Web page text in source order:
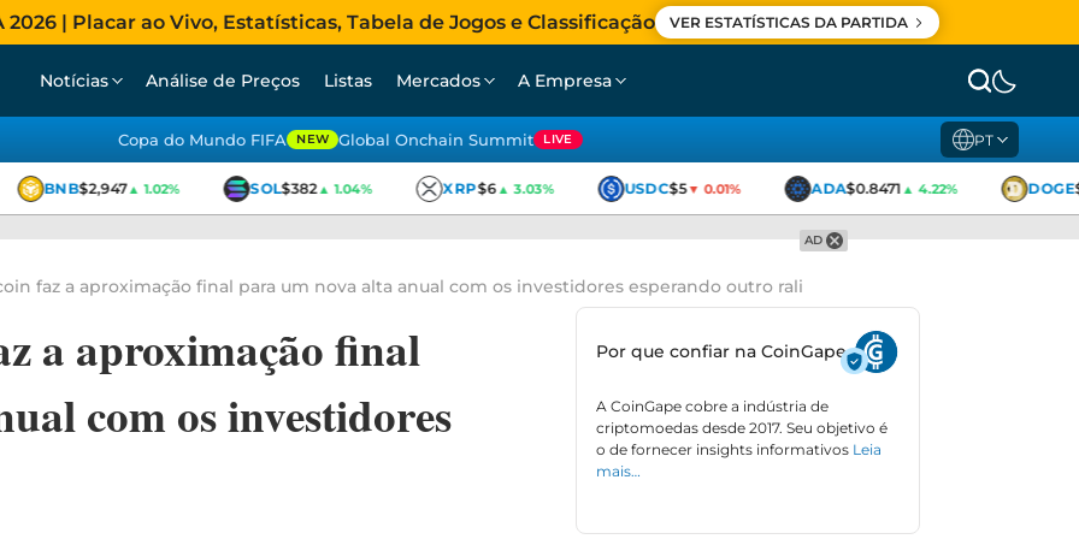
| Placar ao Vivo, Estatísticas, Tabela de Jogos e Classificação VER ESTATÍSTICAS DA PARTIDA
Notícias Análise de Preços Listas Mercados A Empresa
Copa do Mundo FIFA NEW Global Onchain Summit LIVE PT
BNB$2,947▲ 1.02% SOL$382▲ 1.04% XRP$6▲ 3.03% USDC$5▼ 0.01% ADA$0.8471▲ 4.22% DOGE
AD
faz a aproximação final para um nova alta anual com os investidores esperando outro rali
a aproximação final
com os investidores
Por que confiar na CoinGape
A CoinGape cobre a indústria de
criptomoedas desde 2017. Seu objetivo é
o de fornecer insights informativos Leia
mais…